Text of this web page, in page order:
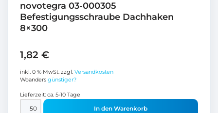
novotegra 03-000305
Befestigungsschraube Dachhaken
8×300
1,82 €
inkl. 0 % MwSt. zzgl. Versandkosten
Woanders günstiger?
Lieferzeit: ca. 5-10 Tage
In den Warenkorb